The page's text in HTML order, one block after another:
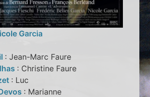
Garcia
: Jean-Marc Faure
: Christine Faure
: Luc
: Marianne